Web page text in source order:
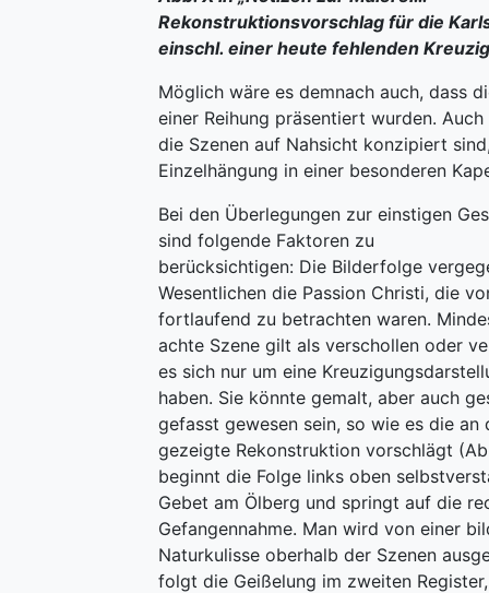
Rekonstruktionsvorschlag für die
einschl. einer heute fehlenden
Möglich wäre es demnach auch, dass
einer Reihung präsentiert wurden.
die Szenen auf Nahsicht konzipiert
Einzelhängung in einer besonderen
Bei den Überlegungen zur einstigen
sind folgende Faktoren zu
berücksichtigen: Die Bilderfolge
Wesentlichen die Passion Christi, die
fortlaufend zu betrachten waren.
achte Szene gilt als verschollen oder
es sich nur um eine
haben. Sie könnte gemalt, aber auch
gefasst gewesen sein, so wie es die an
gezeigte Rekonstruktion vorschlägt
beginnt die Folge links oben
Gebet am Ölberg und springt auf die
Gefangennahme. Man wird von einer
Naturkulisse oberhalb der Szenen
folgt die Geißelung im zweiten